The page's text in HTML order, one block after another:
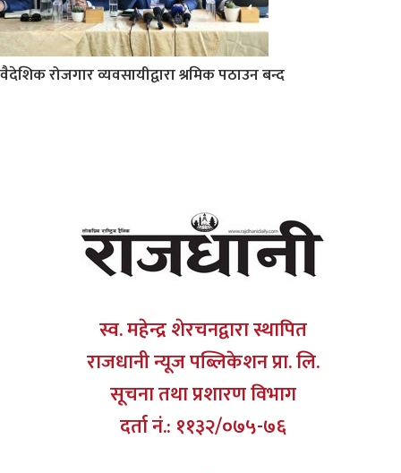
वैदेशिक रोजगार व्यवसायीद्वारा श्रमिक पठाउन बन्द
स्व. महेन्द्र शेरचनद्वारा स्थापित
राजधानी न्यूज पब्लिकेशन प्रा. लि.
सूचना तथा प्रशारण विभाग
दर्ता नं.: ११३२/०७५-७६